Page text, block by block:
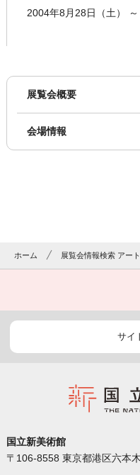
2004年8月28日（土） ～
展覧会概要
会場情報
ホーム 展覧会情報検索 アー
サイ
国立新美術館
〒106-8558 東京都港区六本